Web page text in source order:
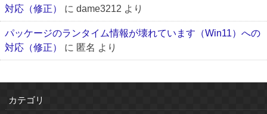
対応（修正）
に dame3212 より
パッケージのランタイム情報が壊れています（Win11）への
対応（修正）
に 匿名 より
カテゴリ